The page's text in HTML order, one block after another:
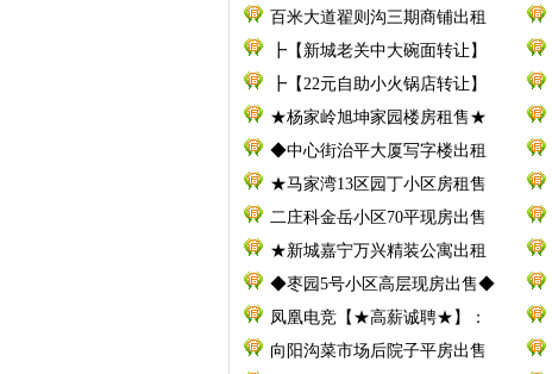
百米大道翟则沟三期商铺出租
┣【新城老关中大碗面转让】
┣【22元自助小火锅店转让】
★杨家岭旭坤家园楼房租售★
◆中心街治平大厦写字楼出租
★马家湾13区园丁小区房租售
二庄科金岳小区70平现房出售
★新城嘉宁万兴精装公寓出租
◆枣园5号小区高层现房出售◆
凤凰电竞【★高薪诚聘★】：
向阳沟菜市场后院子平房出售